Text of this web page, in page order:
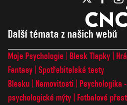
Další témata z našich webů
Moje Psychologie Blesk Tlapky
Fantasy Spotřebitelské testy
Blesku
Nemovitosti
Psychologika
psychologické mýty
Fotbalové